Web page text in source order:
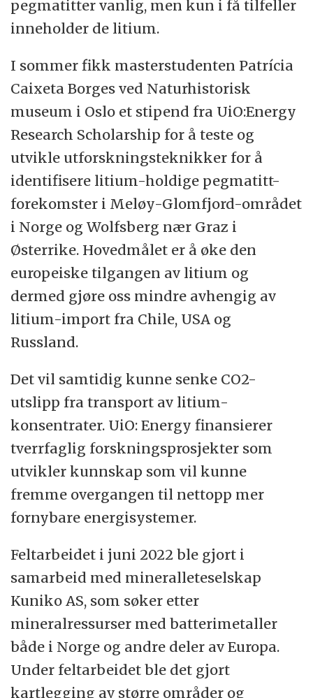
pegmatitter vanlig, men kun i få tilfeller
inneholder de litium.
I sommer fikk masterstudenten Patrícia
Caixeta Borges ved Naturhistorisk
museum i Oslo et stipend fra UiO:Energy
Research Scholarship for å teste og
utvikle utforskningsteknikker for å
identifisere litium-holdige pegmatitt-
forekomster i Meløy-Glomfjord-området
i Norge og Wolfsberg nær Graz i
Østerrike. Hovedmålet er å øke den
europeiske tilgangen av litium og
dermed gjøre oss mindre avhengig av
litium-import fra Chile, USA og
Russland.
Det vil samtidig kunne senke CO2-
utslipp fra transport av litium-
konsentrater. UiO: Energy finansierer
tverrfaglig forskningsprosjekter som
utvikler kunnskap som vil kunne
fremme overgangen til nettopp mer
fornybare energisystemer.
Feltarbeidet i juni 2022 ble gjort i
samarbeid med mineralleteselskap
Kuniko AS, som søker etter
mineralressurser med batterimetaller
både i Norge og andre deler av Europa.
Under feltarbeidet ble det gjort
kartlegging av større områder og